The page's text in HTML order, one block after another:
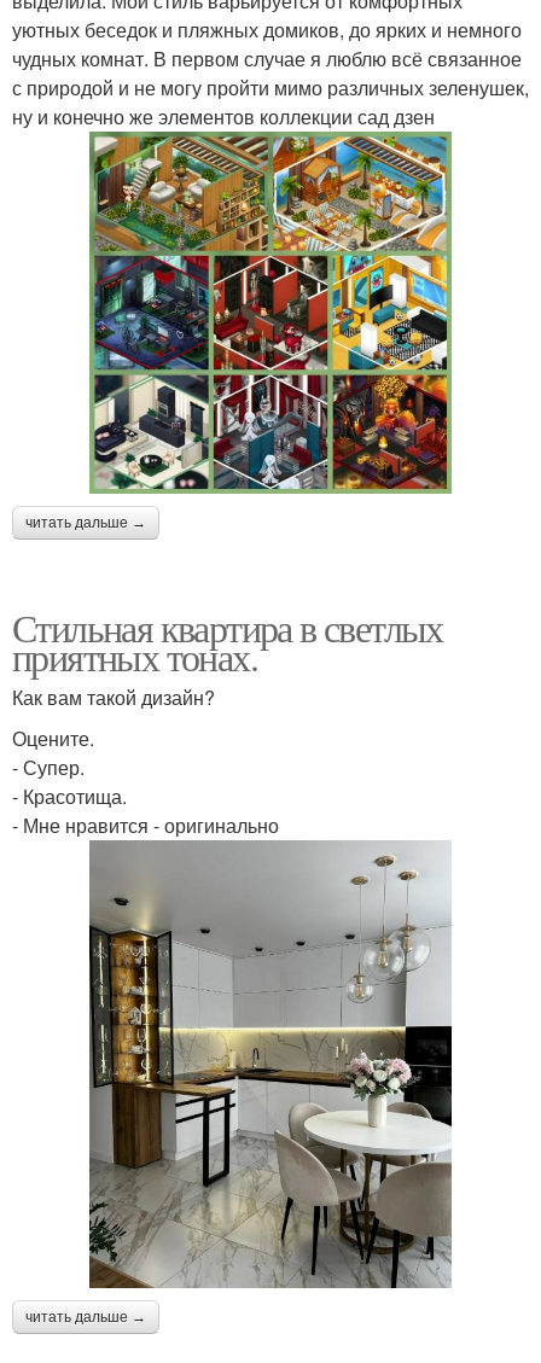
уютных беседок и пляжных домиков, до ярких и немного
чудных комнат. В первом случае я люблю всё связанное
с природой и не могу пройти мимо различных зеленушек,
ну и конечно же элементов коллекции сад дзен
читать дальше →
Стильная квартира в светлых
приятных тонах.
Как вам такой дизайн?
Оцените.
- Супер.
- Красотища.
- Мне нравится - оригинально
читать дальше →